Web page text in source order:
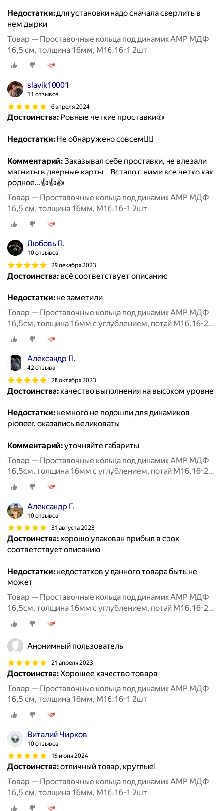
Недостатки:для установки надо сначала сверлить в
нем дырки
Товар — Проставочные кольца под динамик AMP МДФ
16,5 см, толщина 16мм, М16.16-1 2шт
slavik10001
11 отзывов
6 апреля 2024
Достоинства: Ровные четкие проставки👍
Недостатки: Не обнаружено совсем🤷‍♂️
Комментарий:Заказывал себе проставки, не влезали
магниты в дверные карты... Встало с ними все четко как
родное...👍👍👍
Товар — Проставочные кольца под динамик AMP МДФ
16,5 см, толщина 16мм, М16.16-1 2шт
Любовь П.
10 отзывов
29 декабря 2023
Достоинства: всё соответствует описанию
Недостатки: не заметили
Товар — Проставочные кольца под динамик AMP МДФ
16,5см, толщина 16мм с углублением, потай М16.16-2,
2шт
Алeксaндр П.
42 отзыва
28 октября 2023
Достоинства: качество выполнения на высоком уровне
Недостатки: немного не подошли для динамиков
pioneer. оказались великоваты
Комментарий:уточняйте габариты
Товар — Проставочные кольца под динамик AMP МДФ
16,5см, толщина 16мм с углублением, потай М16.16-2,
2шт
Александр Г.
10 отзывов
31 августа 2023
Достоинства:хорошо упакован прибыл в срок
соответствует описанию
Недостатки: недостатков у данного товара быть не
может
Товар — Проставочные кольца под динамик AMP МДФ
16,5см, толщина 16мм с углублением, потай М16.16-2,
2шт
Анонимный пользователь
21 апреля 2023
Достоинства:Хорошее качество товара
Товар — Проставочные кольца под динамик AMP МДФ
16,5 см, толщина 16мм, М16.16-1 2шт
Виталий Чирков
10 отзывов
19 июня 2024
Достоинства:отличный товар, круглые!
Товар — Проставочные кольца под динамик AMP МДФ
16,5 см, толщина 16мм, М16.16-1 2шт